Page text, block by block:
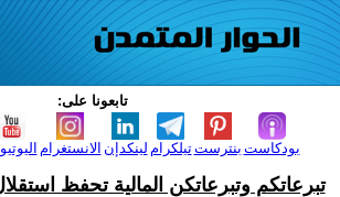
تابعونا على:
الانستغرام لينكدإن تيلكرامبنترست بودكاست
تبرعاتكم وتبرعاتكن المالية تحفظ